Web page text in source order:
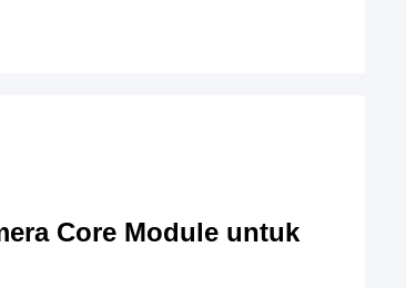
Core Module untuk